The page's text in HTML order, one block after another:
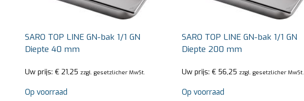
SARO TOP LINE GN-bak 1/1 GN
Diepte 40 mm
Uw prijs: € 21,25 zzgl. gesetzlicher MwSt.
Op voorraad
SARO TOP LINE GN-bak 1/1 GN
Diepte 200 mm
Uw prijs: €56,25 zzgl. gesetzlicher MwSt.
Op voorraad